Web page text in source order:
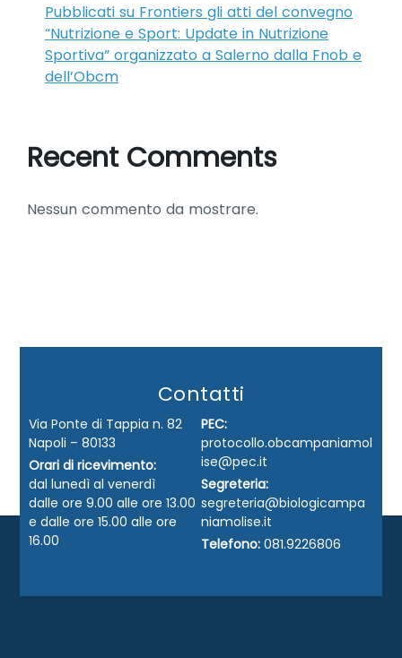
Pubblicati su Frontiers gli atti del convegno
“Nutrizione e Sport: Update in Nutrizione
Sportiva” organizzato a Salerno dalla Fnob e
dell’Obcm
Recent Comments
Nessun commento da mostrare.
Contatti
Via Ponte di Tappia n. 82
Napoli – 80133
Orari di ricevimento:
dal lunedì al venerdì
dalle ore 9.00 alle ore 13.00
e dalle ore 15.00 alle ore
16.00
PEC:
protocollo.obcampaniamol
ise@pec.it
Segreteria:
segreteria@biologicampa
niamolise.it
Telefono: 081.9226806